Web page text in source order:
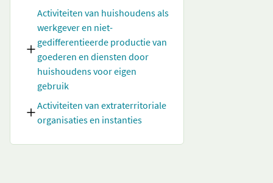
Activiteiten van huishoudens als
werkgever en niet-
gedifferentieerde productie van
goederen en diensten door
huishoudens voor eigen
gebruik
Activiteiten van extraterritoriale
organisaties en instanties